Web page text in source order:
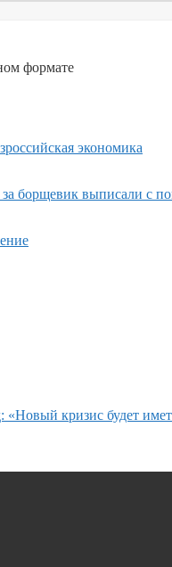
формате
российская экономика
борщевик выписали с
«Новый кризис будет